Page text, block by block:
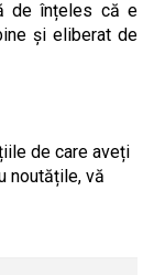
de înțeles că e
și eliberat de
de care aveți
noutățile, vă